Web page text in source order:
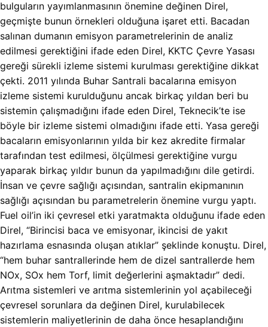
bulguların yayımlanmasının önemine değinen Direl,
geçmişte bunun örnekleri olduğuna işaret etti. Bacadan
salınan dumanın emisyon parametrelerinin de analiz
edilmesi gerektiğini ifade eden Direl, KKTC Çevre Yasası
gereği sürekli izleme sistemi kurulması gerektiğine dikkat
çekti. 2011 yılında Buhar Santrali bacalarına emisyon
izleme sistemi kurulduğunu ancak birkaç yıldan beri bu
sistemin çalışmadığını ifade eden Direl, Teknecik’te ise
böyle bir izleme sistemi olmadığını ifade etti. Yasa gereği
bacaların emisyonlarının yılda bir kez akredite firmalar
tarafından test edilmesi, ölçülmesi gerektiğine vurgu
yaparak birkaç yıldır bunun da yapılmadığını dile getirdi.
İnsan ve çevre sağlığı açısından, santralin ekipmanının
sağlığı açısından bu parametrelerin önemine vurgu yaptı.
Fuel oil’in iki çevresel etki yaratmakta olduğunu ifade eden
Direl, “Birincisi baca ve emisyonar, ikincisi de yakıt
hazırlama esnasında oluşan atıklar” şeklinde konuştu. Direl,
“hem buhar santrallerinde hem de dizel santrallerde hem
NOx, SOx hem Torf, limit değerlerini aşmaktadır” dedi.
Arıtma sistemleri ve arıtma sistemlerinin yol açabileceği
çevresel sorunlara da değinen Direl, kurulabilecek
sistemlerin maliyetlerinin de daha önce hesaplandığını